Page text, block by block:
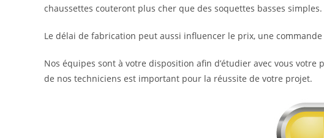
chaussettes couteront plus cher que des soquettes basses simples.
Le délai de fabrication peut aussi influencer le prix, une
Nos équipes sont à votre disposition afin d’étudier avec vous
de nos techniciens est important pour la réussite de votre projet.